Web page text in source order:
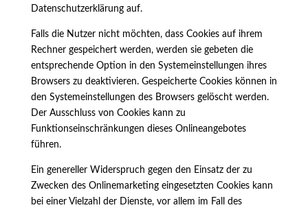
Datenschutzerklärung auf.
Falls die Nutzer nicht möchten, dass Cookies auf ihrem
Rechner gespeichert werden, werden sie gebeten die
entsprechende Option in den Systemeinstellungen ihres
Browsers zu deaktivieren. Gespeicherte Cookies können in
den Systemeinstellungen des Browsers gelöscht werden.
Der Ausschluss von Cookies kann zu
Funktionseinschränkungen dieses Onlineangebotes
führen.
Ein genereller Widerspruch gegen den Einsatz der zu
Zwecken des Onlinemarketing eingesetzten Cookies kann
bei einer Vielzahl der Dienste, vor allem im Fall des